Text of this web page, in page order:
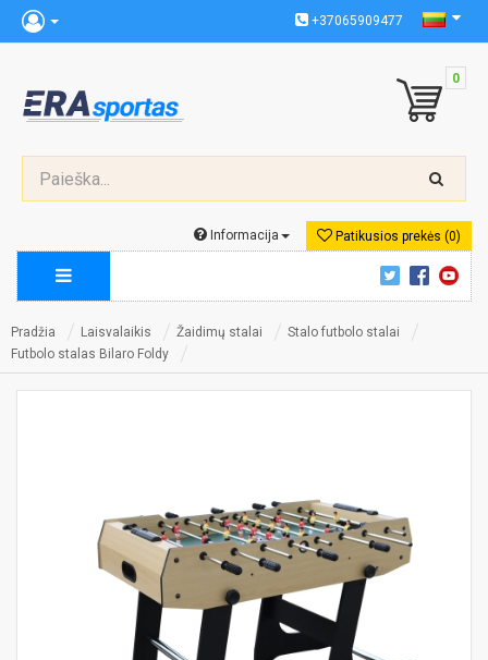
+37065909477
0
Patikusios prekės (0)
Informacija
Pradžia Laisvalaikis Žaidimų stalai
Stalo futbolo stalai
Futbolo stalas Bilaro Foldy